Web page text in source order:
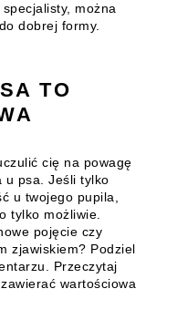
można
dobrej formy.
TO
cię na powagę
psa.
Jeśli tylko
u twojego pupila,
tylko możliwie.
pojęcie czy
zjawiskiem? Podziel
Przeczytaj
wartościowa